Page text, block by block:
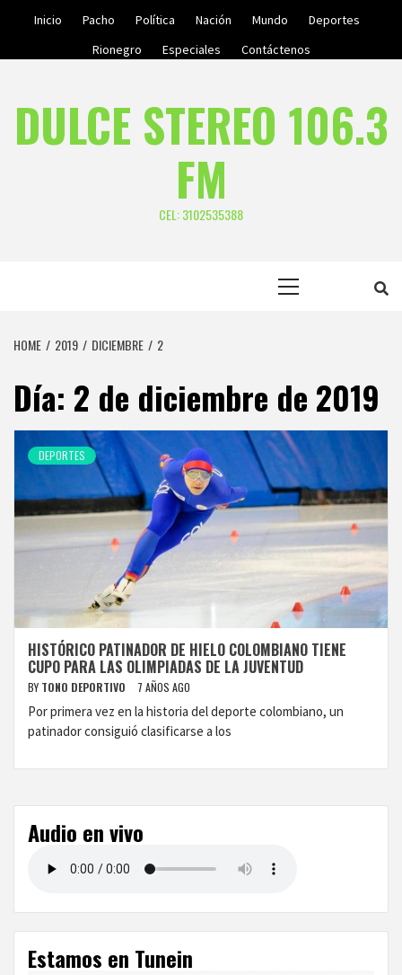
Inicio Pacho Política Nación Mundo
Deportes
Rionegro
Especiales Contáctenos
DULCE STEREO 106.3
FM
CEL: 3102535388
HOME 2019 DICIEMBRE 2
Día: 2 de diciembre de 2019
DEPORTES
HISTÓRICO PATINADOR DE HIELO COLOMBIANO TIENE
CUPO PARA LAS OLIMPIADAS DE LA JUVENTUD
BY TONO DEPORTIVO 7 AÑOS AGO
Por primera vez en la historia del deporte colombiano, un
patinador consiguió clasificarse a los
Audio en vivo
Estamos en Tunein